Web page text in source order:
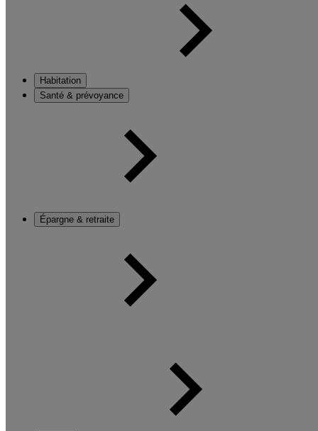
Habitation
Santé & prévoyance
Épargne & retraite